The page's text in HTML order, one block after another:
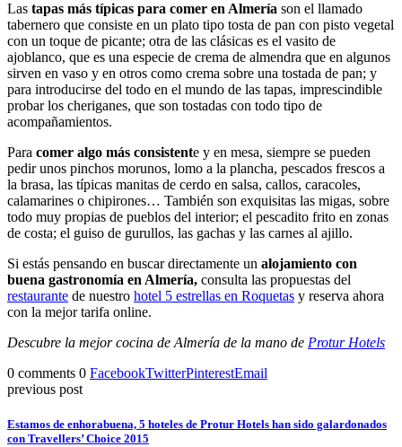
Las tapas más típicas para comer en Almería son el llamado
tabernero que consiste en un plato tipo tosta de pan con pisto vegetal
con un toque de picante; otra de las clásicas es el vasito de
ajoblanco, que es una especie de crema de almendra que en algunos
sirven en vaso y en otros como crema sobre una tostada de pan; y
para introducirse del todo en el mundo de las tapas, imprescindible
probar los cheriganes, que son tostadas con todo tipo de
acompañamientos.
Para comer algo más consistente y en mesa, siempre se pueden
pedir unos pinchos morunos, lomo a la plancha, pescados frescos a
la brasa, las típicas manitas de cerdo en salsa, callos, caracoles,
calamarines o chipirones… También son exquisitas las migas, sobre
todo muy propias de pueblos del interior; el pescadito frito en zonas
de costa; el guiso de gurullos, las gachas y las carnes al ajillo.
Si estás pensando en buscar directamente un alojamiento con
buena gastronomía en Almería, consulta las propuestas del
restaurante de nuestro hotel 5 estrellas en Roquetas y reserva ahora
con la mejor tarifa online.
Descubre la mejor cocina de Almería de la mano de Protur Hotels
0 comments 0 FacebookTwitterPinterestEmail
previous post
Estamos de enhorabuena, 5 hoteles de Protur Hotels han sido galardonados
con Travellers’ Choice 2015